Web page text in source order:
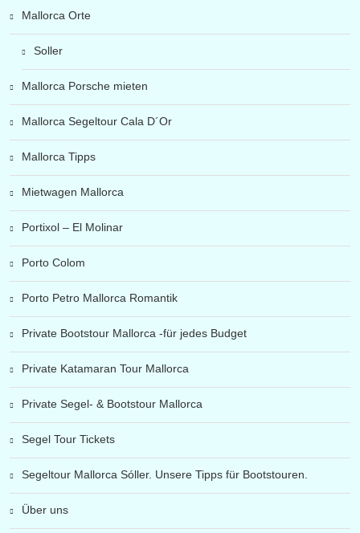
Mallorca Orte
Soller
Mallorca Porsche mieten
Mallorca Segeltour Cala D´Or
Mallorca Tipps
Mietwagen Mallorca
Portixol – El Molinar
Porto Colom
Porto Petro Mallorca Romantik
Private Bootstour Mallorca -für jedes Budget
Private Katamaran Tour Mallorca
Private Segel- & Bootstour Mallorca
Segel Tour Tickets
Segeltour Mallorca Sóller. Unsere Tipps für Bootstouren.
Über uns